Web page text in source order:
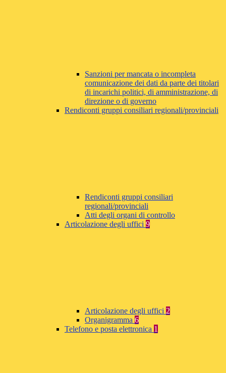
Sanzioni per mancata o incompleta
comunicazione dei dati da parte dei titolari
di incarichi politici, di amministrazione, di
direzione o di governo
Rendiconti gruppi consiliari regionali/provinciali
Rendiconti gruppi consiliari
regionali/provinciali
Atti degli organi di controllo
Articolazione degli uffici 9
Articolazione degli uffici 2
Organigramma 6
Telefono e posta elettronica 1